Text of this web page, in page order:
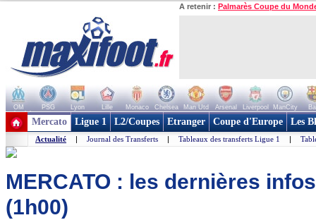
A retenir : Palmarès Coupe du
OM PSG Lyon Lille Monaco Chelsea Man Utd Arsenal Liverpool ManCity
+ de clubs
Mercato Ligue 1 L2/Coupes Etranger Coupe d'Europe Les
Actualité | Journal des Transferts | Tableaux des transferts Ligue 1 |
MERCATO : les dernières
(1h00)